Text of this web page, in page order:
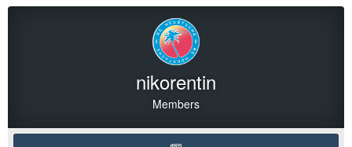
nikorentin
Members